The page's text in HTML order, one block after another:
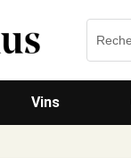
Vins